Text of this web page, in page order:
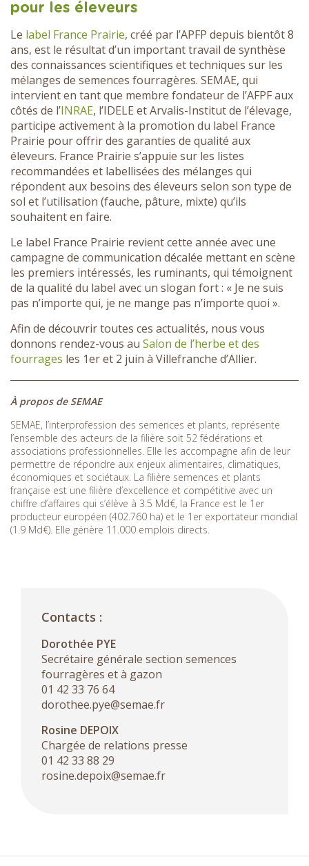
pour les éleveurs
Le label France Prairie, créé par l’APFP depuis bientôt 8
ans, est le résultat d’un important travail de synthèse
des connaissances scientifiques et techniques sur les
mélanges de semences fourragères. SEMAE, qui
intervient en tant que membre fondateur de l’AFPF aux
côtés de l’INRAE, l’IDELE et Arvalis-Institut de l’élevage,
participe activement à la promotion du label France
Prairie pour offrir des garanties de qualité aux
éleveurs. France Prairie s’appuie sur les listes
recommandées et labellisées des mélanges qui
répondent aux besoins des éleveurs selon son type de
sol et l’utilisation (fauche, pâture, mixte) qu’ils
souhaitent en faire.
Le label France Prairie revient cette année avec une
campagne de communication décalée mettant en scène
les premiers intéressés, les ruminants, qui témoignent
de la qualité du label avec un slogan fort : « Je ne suis
pas n’importe qui, je ne mange pas n’importe quoi ».
Afin de découvrir toutes ces actualités, nous vous
donnons rendez-vous au Salon de l’herbe et des
fourrages les 1er et 2 juin à Villefranche d’Allier.
À propos de SEMAE
SEMAE, l’interprofession des semences et plants, représente
l’ensemble des acteurs de la filière soit 52 fédérations et
associations professionnelles. Elle les accompagne afin de leur
permettre de répondre aux enjeux alimentaires, climatiques,
économiques et sociétaux. La filière semences et plants
française est une filière d’excellence et compétitive avec un
chiffre d’affaires qui s’élève à 3.5 Md€, la France est le 1er
producteur européen (402.760 ha) et le 1er exportateur mondial
(1.9 Md€). Elle génère 11.000 emplois directs.
Contacts :
Dorothée PYE
Secrétaire générale section semences
fourragères et à gazon
01 42 33 76 64
dorothee.pye@semae.fr
Rosine DEPOIX
Chargée de relations presse
01 42 33 88 29
rosine.depoix@semae.fr